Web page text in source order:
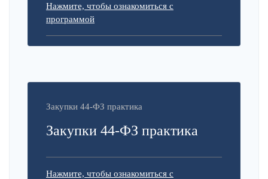
Нажмите, чтобы ознакомиться с
программой
Закупки 44-ФЗ практика
Закупки 44-ФЗ практика
Нажмите, чтобы ознакомиться с